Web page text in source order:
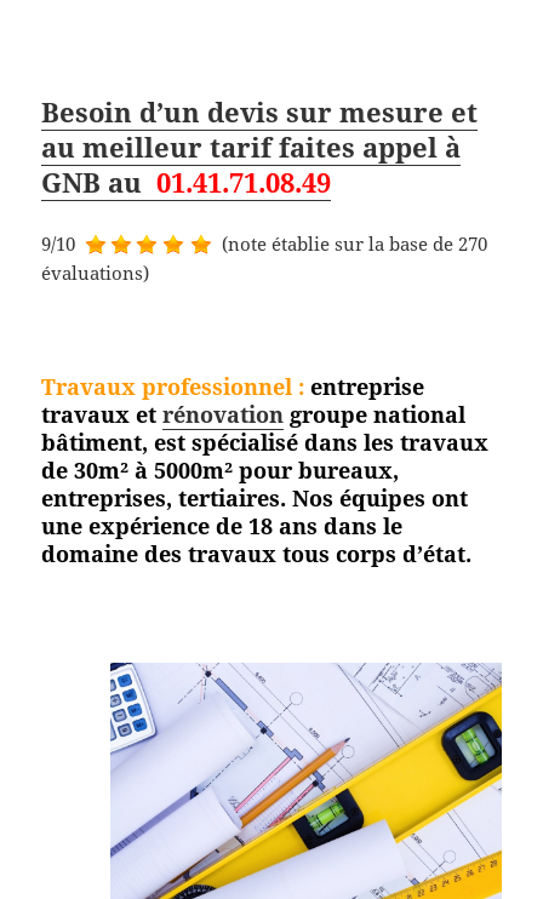
Besoin d’un devis sur mesure et
au meilleur tarif faites appel à
GNB au01.41.71.08.49
9/10
(note établie sur la base de 270
évaluations)
Travaux professionnel : entreprise
travaux etrénovation groupe national
bâtiment, est spécialisé dans les travaux
de 30m² à 5000m² pour bureaux,
entreprises, tertiaires. Nos équipes ont
une expérience de 18 ans dans le
domaine des travaux tous corpsd’état.